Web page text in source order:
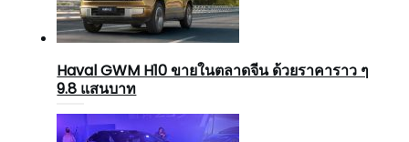
Haval GWM H10 ขายในตลาดจีน ด้วยราคาราว ๆ
9.8 แสนบาท